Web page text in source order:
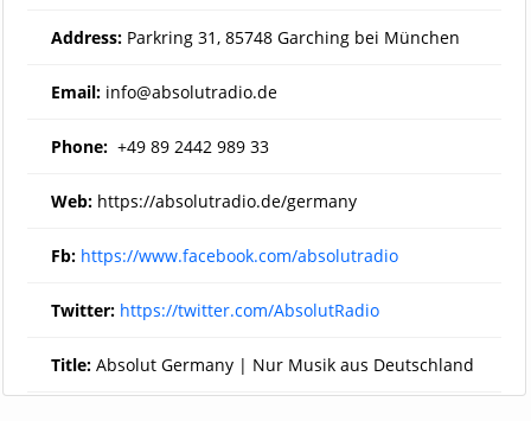
Address: Parkring 31, 85748 Garching bei München
Email: info@absolutradio.de
Phone: +49 89 2442 989 33
Web: https://absolutradio.de/germany
Fb: https://www.facebook.com/absolutradio
Twitter: https://twitter.com/AbsolutRadio
Title: Absolut Germany | Nur Musik aus Deutschland